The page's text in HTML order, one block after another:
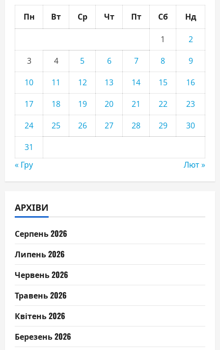
Пн Вт Ср Чт Пт Сб Нд
1
2
3
4 5 6 7 8
9
10
11 12 13 14 15
16
17
18 19 20 21 22
23
24
25 26 27 28 29
30
31
« Гру
Лют »
АРХІВИ
Серпень 2026
Липень 2026
Червень 2026
Травень 2026
Квітень 2026
Березень 2026